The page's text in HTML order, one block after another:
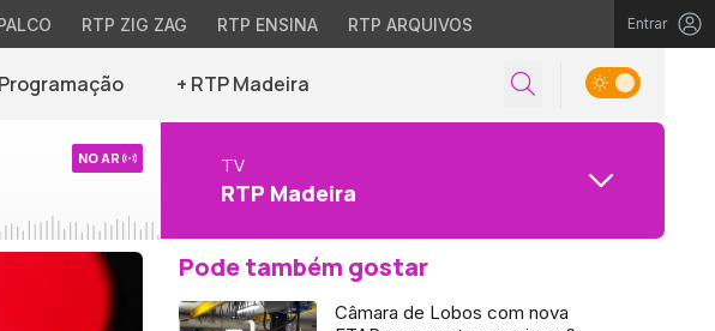
RTP ZIG ZAG RTP ENSINA RTP ARQUIVOS Entrar
Programação + RTP Madeira
NO AR TV
RTP Madeira
Pode também gostar
Câmara de Lobos com nova